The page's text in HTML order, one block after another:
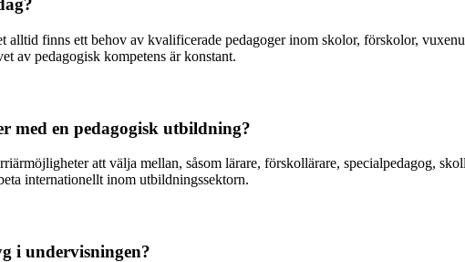
alltid finns ett behov av kvalificerade pedagoger inom skolor, förskolor,
av pedagogisk kompetens är konstant.
med en pedagogisk utbildning?
att välja mellan, såsom lärare, förskollärare, specialpedagog,
internationellt inom utbildningssektorn.
i undervisningen?